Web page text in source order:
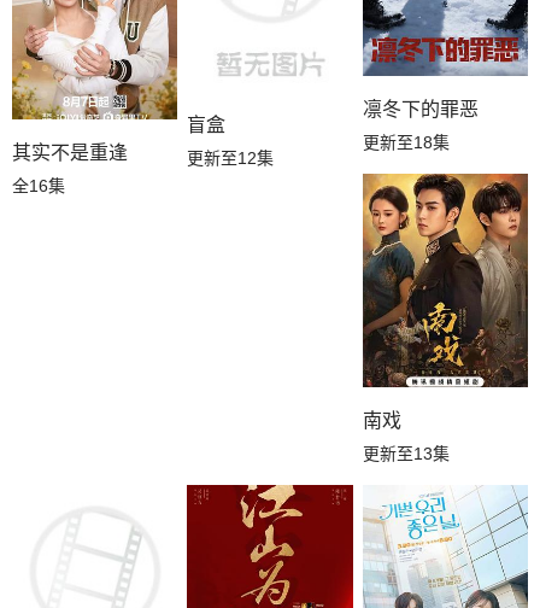
其实不是重逢
全16集
盲盒
更新至12集
凛冬下的罪恶
更新至18集
南戏
更新至13集